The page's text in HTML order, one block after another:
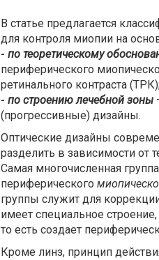
В статье предлагается
для контроля миопии на
- по теоретическому
периферического
ретинального контраста
- по строению лечебной зоны
(прогрессивные) дизайны.
Оптические дизайны
разделить в зависимости от
Самая многочисленная
периферического
группы служит для
имеет специальное
то есть создает
Кроме линз, принцип